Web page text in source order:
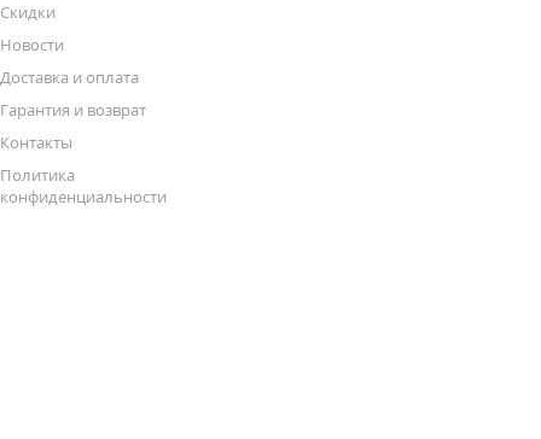
Скидки
Новости
Доставка и оплата
Гарантия и возврат
Контакты
Политика
конфиденциальности